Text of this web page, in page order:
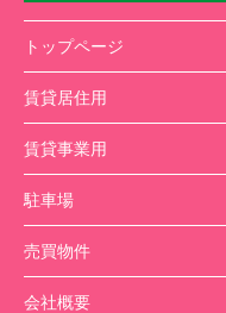
トップページ
賃貸居住用
賃貸事業用
駐車場
売買物件
会社概要